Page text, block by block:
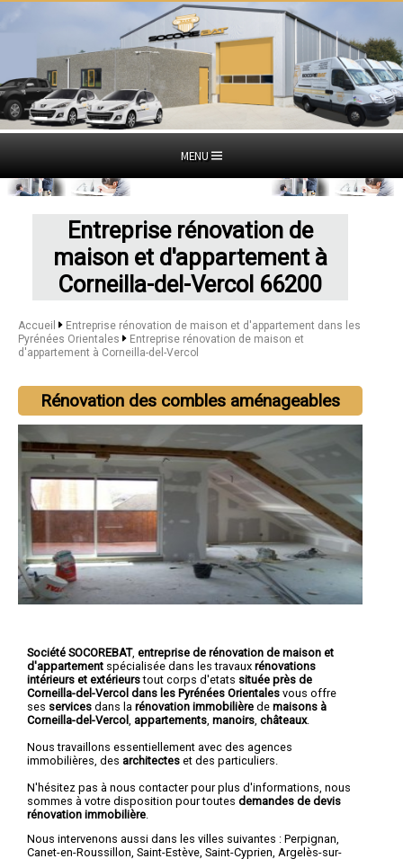
MENU
Entreprise rénovation de
maison et d'appartement à
Corneilla-del-Vercol 66200
Accueil
Entreprise rénovation de maison et d'appartement dans les
Pyrénées Orientales
Entreprise rénovation de maison et
d'appartement à Corneilla-del-Vercol
Rénovation des combles aménageables
Société SOCOREBAT, entreprise de rénovation de maison et
d'appartement spécialisée dans les travaux rénovations
intérieurs et extérieurstout corps d'etats située près de
Corneilla-del-Vercol dans les Pyrénées Orientales vous offre
ses services dans la rénovation immobilière de maisons à
Corneilla-del-Vercol appartements manoirs châteaux.
Nous travaillons essentiellement avec des agences
immobilières, des architectes et des particuliers.
N'hésitez pas à nous contacter pour plus d'informations, nous
sommes à votre disposition pour toutes demandes de devis
rénovation immobilière
Nous intervenons aussi dans les villes suivantes : Perpignan,
Canet-en-Roussillon, Saint-Estève, Saint-Cyprien, Argelès-sur-